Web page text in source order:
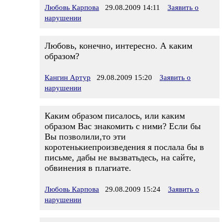
Любовь Карпова 29.08.2009 14:11
Заявить о
нарушении
Любовь, конечно, интересно. А каким
образом?
Кангин Артур 29.08.2009 15:20
Заявить о
нарушении
Каким образом писалось, или каким
образом Вас знакомить с ними? Если бы
Вы позволили,то эти
коротенькиепроизведения я послала бы в
письме, дабы не вызватьдесь, на сайте,
обвинения в плагиате.
Любовь Карпова 29.08.2009 15:24
Заявить о
нарушении